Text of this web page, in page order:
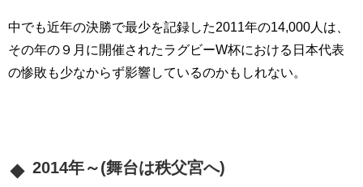
中でも近年の決勝で最少を記録した2011年の14,000人は、
その年の９月に開催されたラグビーW杯における日本代表
の惨敗も少なからず影響しているのかもしれない。
2014年～(舞台は秩父宮へ)